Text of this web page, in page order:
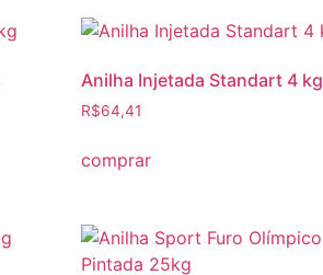
Anilha Injetada Standart 4 kg
R$64,41
comprar